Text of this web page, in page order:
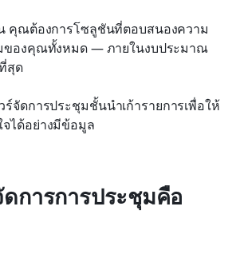
คุณต้องการโซลูชันที่ตอบสนองความ
ของคุณทั้งหมด — ภายในงบประมาณ
สุด
จัดการประชุมชั้นนำเก้ารายการเพื่อให้
ได้อย่างมีข้อมูล
การการประชุมคือ